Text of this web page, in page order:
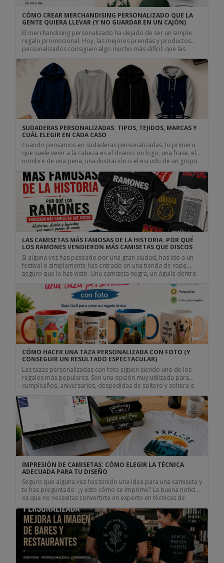
CÓMO CREAR MERCHANDISING PERSONALIZADO QUE LA
GENTE QUIERA LLEVAR (Y NO GUARDAR EN UN CAJÓN)
El merchandising personalizado ha dejado de ser un simple
regalo promocional. Hoy, las mejores prendas y productos
personalizados consiguen algo mucho más difícil: que las
merchandising no parece merchandising Todos hemos
recibido alguna vez una camiseta personalizada, una bolsa de
tela personalizada o una taza personalizada con […]
SUDADERAS PERSONALIZADAS: TIPOS, TEJIDOS, MARCAS Y
CUÁL ELEGIR EN CADA CASO
Cuando pensamos en sudaderas personalizadas, lo primero
que suele venir a la cabeza es el diseño: un logo, una frase, el
nombre de una peña, una ilustración o el escudo de un grupo.
importante: elegir bien el tipo de sudadera. No todas las […]
LAS CAMISETAS MÁS FAMOSAS DE LA HISTORIA: POR QUÉ
LOS RAMONES VENDIERON MÁS CAMISETAS QUE DISCOS
Si alguna vez has paseado por una gran ciudad, has ido a un
festival o simplemente has entrado en una tienda de ropa,
seguro que la has visto. Una camiseta negra, un águila dentro
Johnny, Dee Dee y Tommy Ramone. Lo curioso es que muchas
de […]
CÓMO HACER UNA TAZA PERSONALIZADA CON FOTO (Y
CONSEGUIR UN RESULTADO ESPECTACULAR)
Las tazas personalizadas con foto siguen siendo uno de los
regalos más populares. Son una opción muy utilizada para
cumpleaños, aniversarios, despedidas de soltero y soltera o
diseñan bien, se convierten en un recuerdo que se utiliza
durante años. La buena noticia es que hoy en […]
IMPRESIÓN DE CAMISETAS: CÓMO ELEGIR LA TÉCNICA
ADECUADA PARA TU DISEÑO
Seguro que alguna vez has tenido una idea para una camiseta y
te has preguntado: ¿y esto cómo se imprime? La buena noticia
es que no necesitas convertirte en experto en técnicas de
Lo importante es tener claro qué quieres hacer y dejar que la
técnica adecuada […]